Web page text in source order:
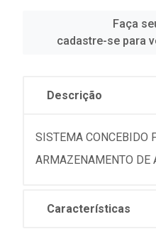
Faça
cadastre-se para
Descrição
SISTEMA CONCEBIDO
ARMAZENAMENTO DE
Características